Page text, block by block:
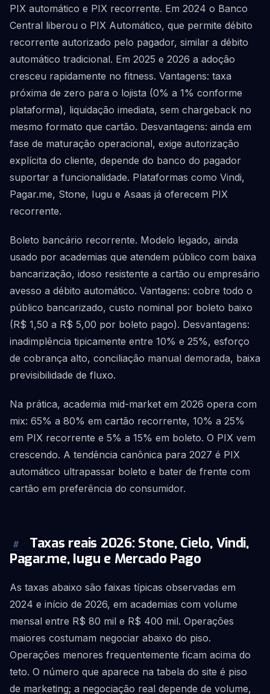
PIX automático e PIX recorrente. Em 2024 o Banco
Central liberou o PIX Automático, que permite débito
recorrente autorizado pelo pagador, similar a débito
automático tradicional. Em 2025 e 2026 a adoção
cresceu rapidamente no fitness. Vantagens: taxa
próxima de zero para o lojista (0% a 1% conforme
plataforma), liquidação imediata, sem chargeback no
mesmo formato que cartão. Desvantagens: ainda em
fase de maturação operacional, exige autorização
explícita do cliente, depende do banco do pagador
suportar a funcionalidade. Plataformas como Vindi,
Pagar.me, Stone, Iugu e Asaas já oferecem PIX
recorrente.
Boleto bancário recorrente. Modelo legado, ainda
usado por academias que atendem público com baixa
bancarização, idoso resistente a cartão ou empresário
avesso a débito automático. Vantagens: cobre todo o
público bancarizado, custo nominal por boleto baixo
(R$ 1,50 a R$ 5,00 por boleto pago). Desvantagens:
inadimplência tipicamente entre 10% e 25%, esforço
de cobrança alto, conciliação manual demorada, baixa
previsibilidade de fluxo.
Na prática, academia mid-market em 2026 opera com
mix: 65% a 80% em cartão recorrente, 10% a 25%
em PIX recorrente e 5% a 15% em boleto. O PIX vem
crescendo. A tendência canônica para 2027 é PIX
automático ultrapassar boleto e bater de frente com
cartão em preferência do consumidor.
#
Taxas reais 2026: Stone, Cielo, Vindi,
Pagar.me, Iugu e Mercado Pago
As taxas abaixo são faixas típicas observadas em
2024 e início de 2026, em academias com volume
mensal entre R$ 80 mil e R$ 400 mil. Operações
maiores costumam negociar abaixo do piso.
Operações menores frequentemente ficam acima do
teto. O número que aparece na tabela do site é piso
de marketing; a negociação real depende de volume,